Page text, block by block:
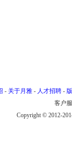
- 关于月雅 - 人才招聘 -
客户
Copyright © 2012-